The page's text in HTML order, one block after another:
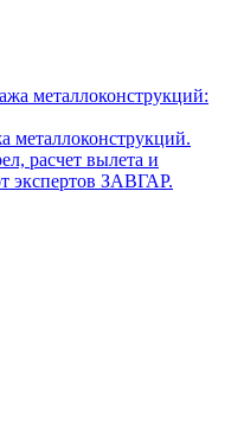
металлоконструкций:
металлоконструкций.
расчет вылета и
экспертов ЗАВГАР.